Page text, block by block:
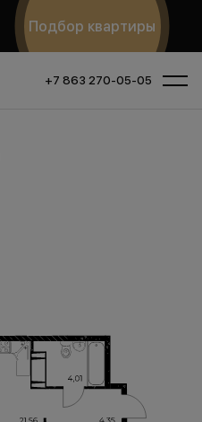
Подбор квартиры
+7 863 270-05-05